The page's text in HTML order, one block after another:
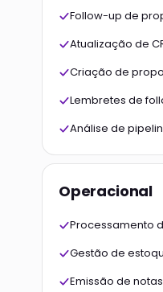
Follow-up de
Atualização de
Criação de
Lembretes de
Análise de
Operacional
Processamento
Gestão de
Emissão de